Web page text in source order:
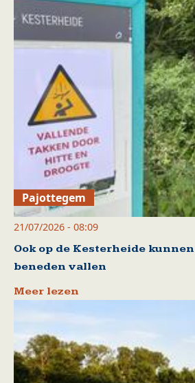
Pajottegem
21/07/2026 - 08:09
Ook op de Kesterheide
beneden vallen
Meer lezen